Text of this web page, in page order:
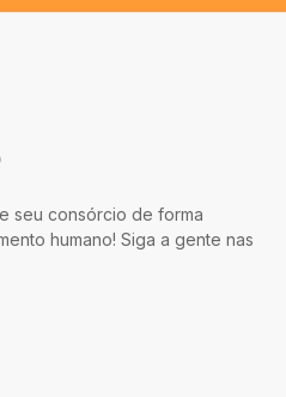
seu consórcio de forma
humano! Siga a gente nas